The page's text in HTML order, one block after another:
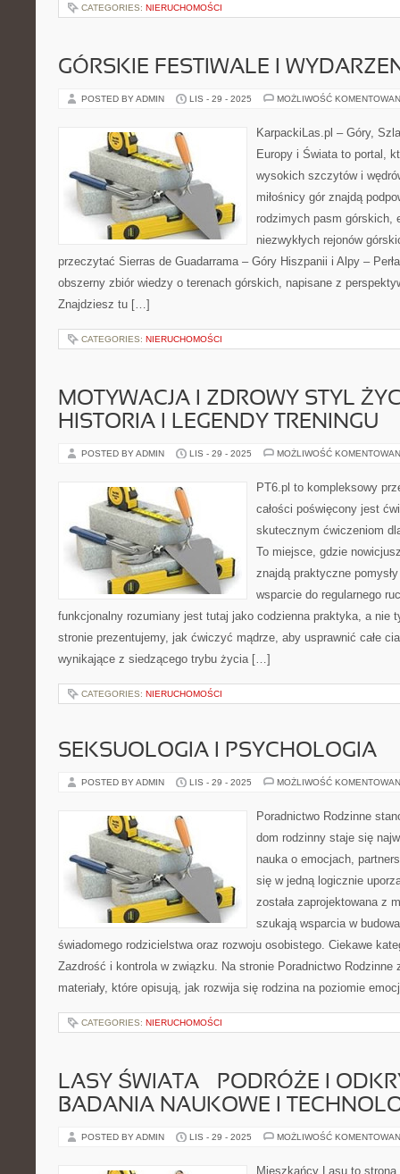
CATEGORIES: NIERUCHOMOŚCI
GÓRSKIE FESTIWALE I
POSTED BY ADMIN LIS - 29 - 2025 MOŻLIWOŚĆ
KarpackiLas.pl – Góry,
Europy i Świata to portal,
wysokich szczytów i
miłośnicy gór znajdą
rodzimych pasm górskich,
niezwykłych rejonów
przeczytać Sierras de Guadarrama – Góry Hiszpanii i Alpy –
obszerny zbiór wiedzy o terenach górskich, napisane z
Znajdziesz tu […]
CATEGORIES: NIERUCHOMOŚCI
MOTYWACJA I ZDROWY STYL
HISTORIA I LEGENDY TRENINGU
POSTED BY ADMIN LIS - 29 - 2025 MOŻLIWOŚĆ
PT6.pl to kompleksowy
całości poświęcony jest
skutecznym ćwiczeniom
To miejsce, gdzie
znajdą praktyczne
wsparcie do regularnego
funkcjonalny rozumiany jest tutaj jako codzienna praktyka, a nie
stronie prezentujemy, jak ćwiczyć mądrze, aby usprawnić całe
wynikające z siedzącego trybu życia […]
CATEGORIES: NIERUCHOMOŚCI
SEKSUOLOGIA I PSYCHOLOGIA
POSTED BY ADMIN LIS - 29 - 2025 MOŻLIWOŚĆ
Poradnictwo Rodzinne
dom rodzinny staje się
nauka o emocjach,
się w jedną logicznie
została zaprojektowana z
szukają wsparcia w
świadomego rodzicielstwa oraz rozwoju osobistego. Ciekawe
Zazdrość i kontrola w związku. Na stronie Poradnictwo Rodzinne
materiały, które opisują, jak rozwija się rodzina na poziomie
CATEGORIES: NIERUCHOMOŚCI
LASY ŚWIATA – PODRÓŻE I
BADANIA NAUKOWE I
POSTED BY ADMIN LIS - 29 - 2025 MOŻLIWOŚĆ
Mieszkańcy Lasu to